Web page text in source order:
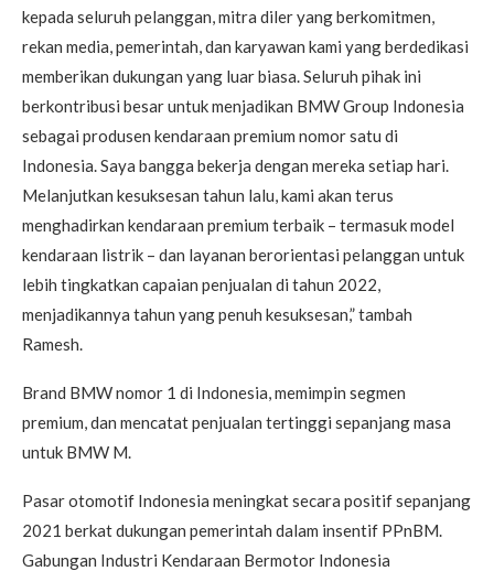
kepada seluruh pelanggan, mitra diler yang berkomitmen,
rekan media, pemerintah, dan karyawan kami yang berdedikasi
memberikan dukungan yang luar biasa. Seluruh pihak ini
berkontribusi besar untuk menjadikan BMW Group Indonesia
sebagai produsen kendaraan premium nomor satu di
Indonesia. Saya bangga bekerja dengan mereka setiap hari.
Melanjutkan kesuksesan tahun lalu, kami akan terus
menghadirkan kendaraan premium terbaik – termasuk model
kendaraan listrik – dan layanan berorientasi pelanggan untuk
lebih tingkatkan capaian penjualan di tahun 2022,
menjadikannya tahun yang penuh kesuksesan,” tambah
Ramesh.
Brand BMW nomor 1 di Indonesia, memimpin segmen
premium, dan mencatat penjualan tertinggi sepanjang masa
untuk BMW M.
Pasar otomotif Indonesia meningkat secara positif sepanjang
2021 berkat dukungan pemerintah dalam insentif PPnBM.
Gabungan Industri Kendaraan Bermotor Indonesia